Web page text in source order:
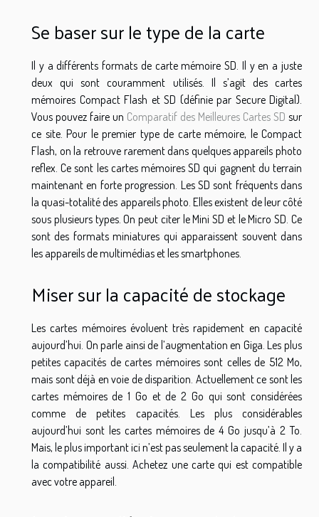
Se baser sur le type de la carte
Il y a différents formats de carte mémoire SD. Il y en a juste
deux qui sont couramment utilisés. Il s’agit des cartes
mémoires Compact Flash et SD (définie par Secure Digital).
Vous pouvez faire un Comparatif des Meilleures Cartes SD sur
ce site. Pour le premier type de carte mémoire, le Compact
Flash, on la retrouve rarement dans quelques appareils photo
reflex. Ce sont les cartes mémoires SD qui gagnent du terrain
maintenant en forte progression. Les SD sont fréquents dans
la quasi-totalité des appareils photo. Elles existent de leur côté
sous plusieurs types. On peut citer le Mini SD et le Micro SD. Ce
sont des formats miniatures qui apparaissent souvent dans
les appareils de multimédias et les smartphones.
Miser sur la capacité de stockage
Les cartes mémoires évoluent très rapidement en capacité
aujourd’hui. On parle ainsi de l’augmentation en Giga. Les plus
petites capacités de cartes mémoires sont celles de 512 Mo,
mais sont déjà en voie de disparition. Actuellement ce sont les
cartes mémoires de 1 Go et de 2 Go qui sont considérées
comme de petites capacités. Les plus considérables
aujourd’hui sont les cartes mémoires de 4 Go jusqu’à 2 To.
Mais, le plus important ici n’est pas seulement la capacité. Il y a
la compatibilité aussi. Achetez une carte qui est compatible
avec votre appareil.